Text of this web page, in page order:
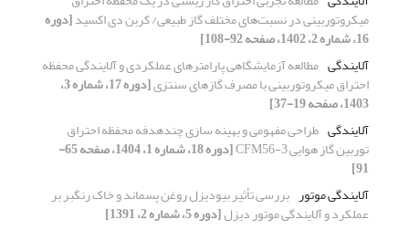
میکروتوربینی در نسبت‌های مختلف گاز طبیعی/ کربن دی اکسید[دوره
16، شماره 2، 1402، صفحه 92-108]
آلایندگی مطالعه آزمایشگاهی پارامترهای عملکردی و آلایندگی محفظه
احتراق میکروتوربینی با مصرف گازهای سنتزی [دوره 17، شماره 3،
1403، صفحه 19-37]
آلایندگی طراحی مفهومی و بهینه سازی چندهدفه محفظه احتراق
توربین گاز هوایی CFM56-3 [دوره 18، شماره 1، 1404، صفحه 65-
91]
آلایندگی موتور بررسی تأثیر بیودیزل روغن پسماند و خاک رنگبر بر
عملکرد و آلایندگی موتور دیزل[دوره 5، شماره 2، 1391]